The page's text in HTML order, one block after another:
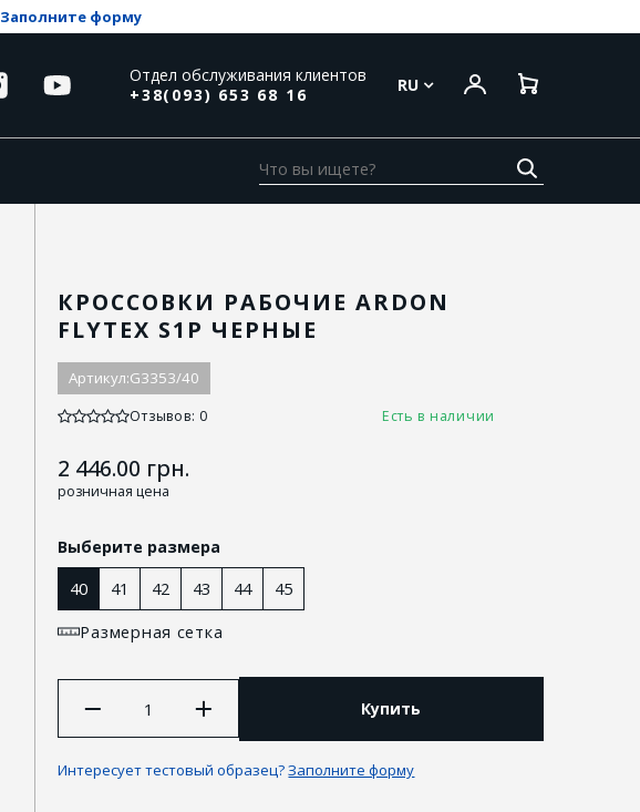
Заполните форму
Отдел обслуживания клиентов
+38(093) 653 68 16
RU
КРОССОВКИ РАБОЧИЕ ARDON
FLYTEX S1P ЧЕРНЫЕ
Артикул:G3353/40
Отзывов: 0 Есть в наличии
2 446.00 грн.
розничная цена
Выберите размера
40 41 42 43 44
45
Размерная сетка
Купить
Интересует тестовый образец?Заполните форму